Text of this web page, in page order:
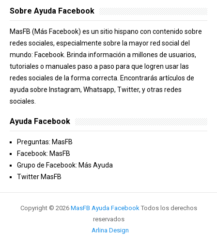
Sobre Ayuda Facebook
MasFB (Más Facebook) es un sitio hispano con contenido sobre
redes sociales, especialmente sobre la mayor red social del
mundo: Facebook. Brinda información a millones de usuarios,
tutoriales o manuales paso a paso para que logren usar las
redes sociales de la forma correcta. Encontrarás artículos de
ayuda sobre Instagram, Whatsapp, Twitter, y otras redes
sociales.
Ayuda Facebook
Preguntas: MasFB
Facebook: MasFB
Grupo de Facebook: Más Ayuda
Twitter MasFB
Copyright © 2026 MasFB Ayuda FacebookTodos los derechos
reservados
Arlina Design